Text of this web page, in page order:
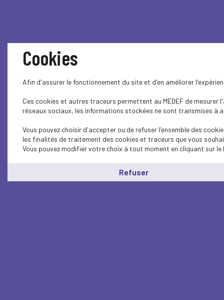
Cookies
Afin d'assurer le fonctionnement du site et d'en améliorer
Ces cookies et autres traceurs permettent au MEDEF de
réseaux sociaux, les informations stockées ne sont transmises
Vous pouvez choisir d'accepter ou de refuser l'ensemble des
les finalités de traitement des cookies et traceurs que vous
Vous pouvez modifier votre choix à tout moment en cliquant sur le
Refuser